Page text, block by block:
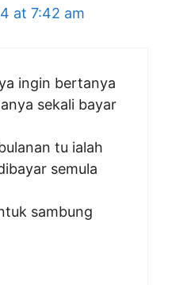
at 7:42 am
ingin bertanya
sekali bayar
tu ialah
semula
sambung